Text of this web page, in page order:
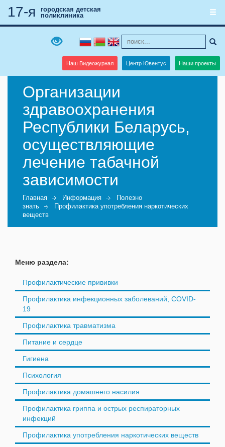
Наш Видеожурнал Центр Ювентус Наши проекты
17-я
городская детская
поликлиника
Организации
здравоохранения
Республики Беларусь,
осуществляющие
лечение табачной
зависимости
Главная Информация
Полезно
знать
Профилактика употребления наркотических
веществ
Меню раздела:
Профилактические прививки
Профилактика инфекционных заболеваний, COVID-
19
Профилактика травматизма
Питание и сердце
Гигиена
Психология
Профилактика домашнего насилия
Профилактика гриппа и острых респираторных
инфекций
Профилактика употребления наркотических веществ